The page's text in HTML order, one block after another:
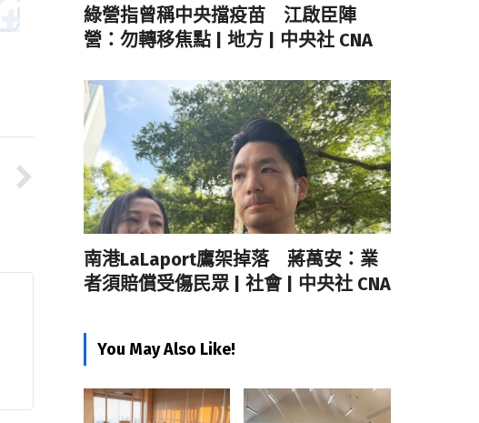
綠營指曾稱中央擋疫苗 江啟臣陣
營：勿轉移焦點 | 地方 | 中央社 CNA
南港LaLaport鷹架掉落 蔣萬安：業
者須賠償受傷民眾 | 社會 | 中央社 CNA
You May Also Like!